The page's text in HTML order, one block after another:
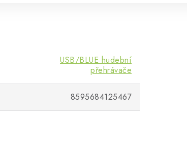
USB/BLUE hudební
přehrávače
8595684125467